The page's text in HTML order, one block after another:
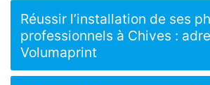
Réussir l’installation de ses
professionnels à Chives :
Volumaprint